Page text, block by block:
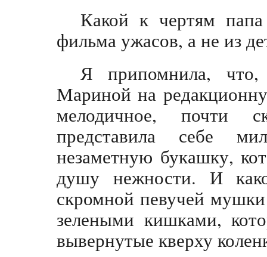
Какой к чертям
фильма ужасов, а не из
Я припомнила,
Мариной на
мелодичное, почти
представила себе
незаметную букашку,
душу нежности. И
скромной певучей
зелеными кишками,
вывернутые кверху